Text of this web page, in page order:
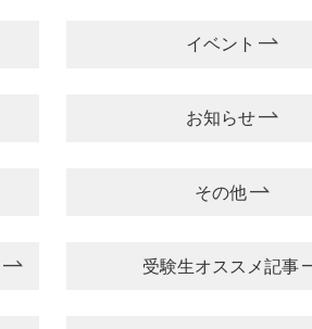
イベント
お知らせ
その他
受験生オススメ記事